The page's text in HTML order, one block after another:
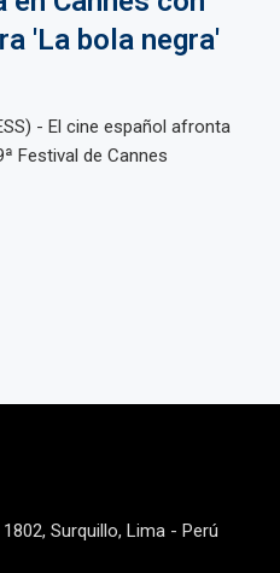
'La bola negra'
- El cine español afronta
Festival de Cannes
Surquillo, Lima - Perú